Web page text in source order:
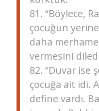
81. “Böylece,
çocuğun
daha
vermesini
82. “Duvar ise
çocuğa ait idi.
define vardı.